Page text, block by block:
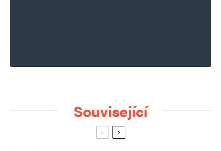
Související